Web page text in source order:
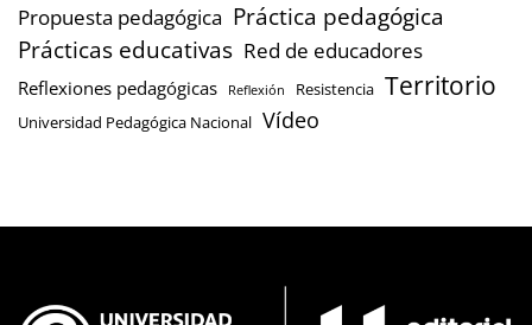
Propuesta pedagógica Práctica pedagógica
Prácticas educativas Red de educadores
Reflexiones pedagógicas Reflexión Resistencia Territorio
Universidad Pedagógica Nacional Vídeo